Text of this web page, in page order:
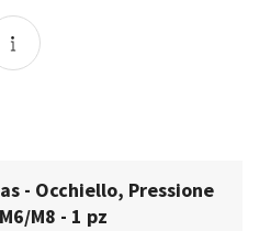
- Occhiello, Pressione
M8 - 1 pz